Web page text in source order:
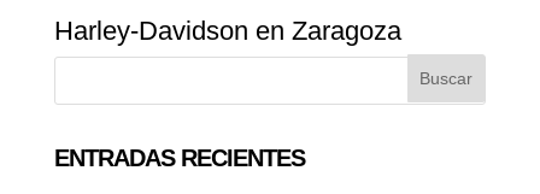
Harley-Davidson en Zaragoza
ENTRADAS RECIENTES